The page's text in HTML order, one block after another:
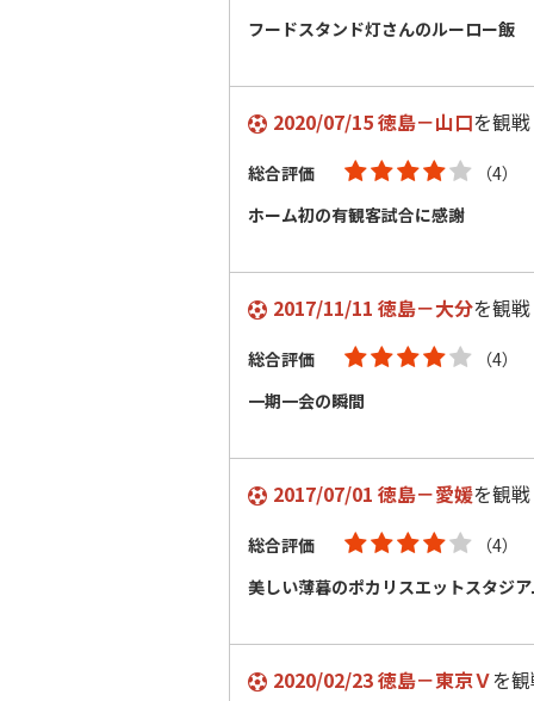
フードスタンド灯さんのルーロー飯
2020/07/15 徳島－山口を観戦
総合評価
（4）
ホーム初の有観客試合に感謝
2017/11/11 徳島－大分を観戦
総合評価
（4）
一期一会の瞬間
2017/07/01 徳島－愛媛を観戦
総合評価
（4）
美しい薄暮のポカリスエットスタジ
2020/02/23 徳島－東京Ｖを